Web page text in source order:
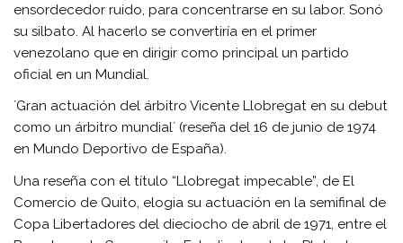
ensordecedor ruido, para concentrarse en su labor. Sonó
su silbato. Al hacerlo se convertiría en el primer
venezolano que en dirigir como principal un partido
oficial en un Mundial.
´Gran actuación del árbitro Vicente Llobregat en su debut
como un árbitro mundial´ (reseña del 16 de junio de 1974
en Mundo Deportivo de España).
Una reseña con el título “Llobregat impecable”, de El
Comercio de Quito, elogia su actuación en la semifinal de
Copa Libertadores del dieciocho de abril de 1971, entre el